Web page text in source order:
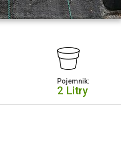
Pojemnik:
2 Litry